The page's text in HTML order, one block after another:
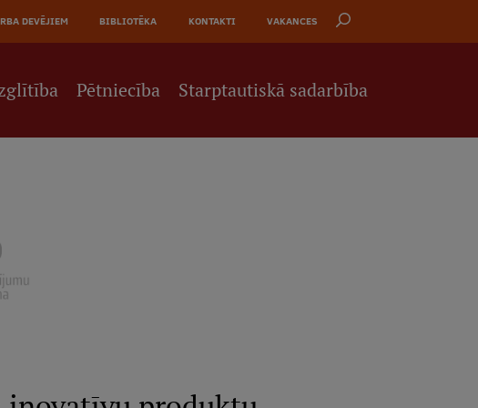
DEVĒJIEM BIBLIOTĒKA KONTAKTI VAKANCES
Pētniecība Starptautiskā sadarbība